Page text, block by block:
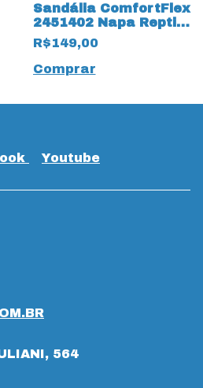
Sandália ComfortFlex
2451402 Napa Reptil
Preto
R$149,00
Comprar
Youtube
564